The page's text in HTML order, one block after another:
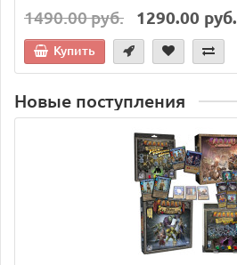
1490.00 руб. 1290.00 руб.
Купить
Новые поступления